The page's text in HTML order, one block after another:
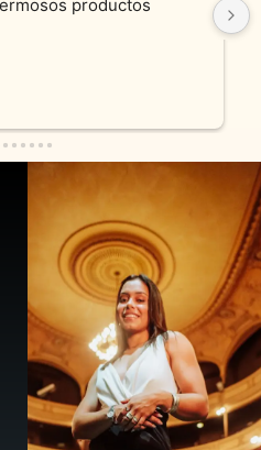
productos